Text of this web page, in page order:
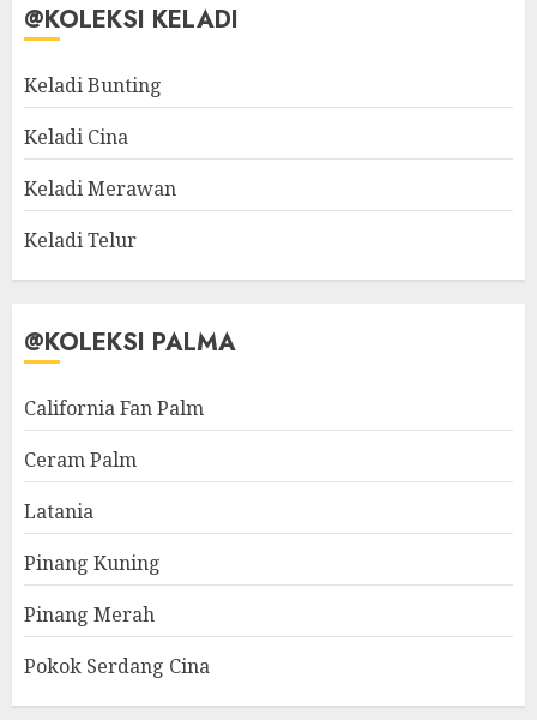
@KOLEKSI KELADI
Keladi Bunting
Keladi Cina
Keladi Merawan
Keladi Telur
@KOLEKSI PALMA
California Fan Palm
Ceram Palm
Latania
Pinang Kuning
Pinang Merah
Pokok Serdang Cina